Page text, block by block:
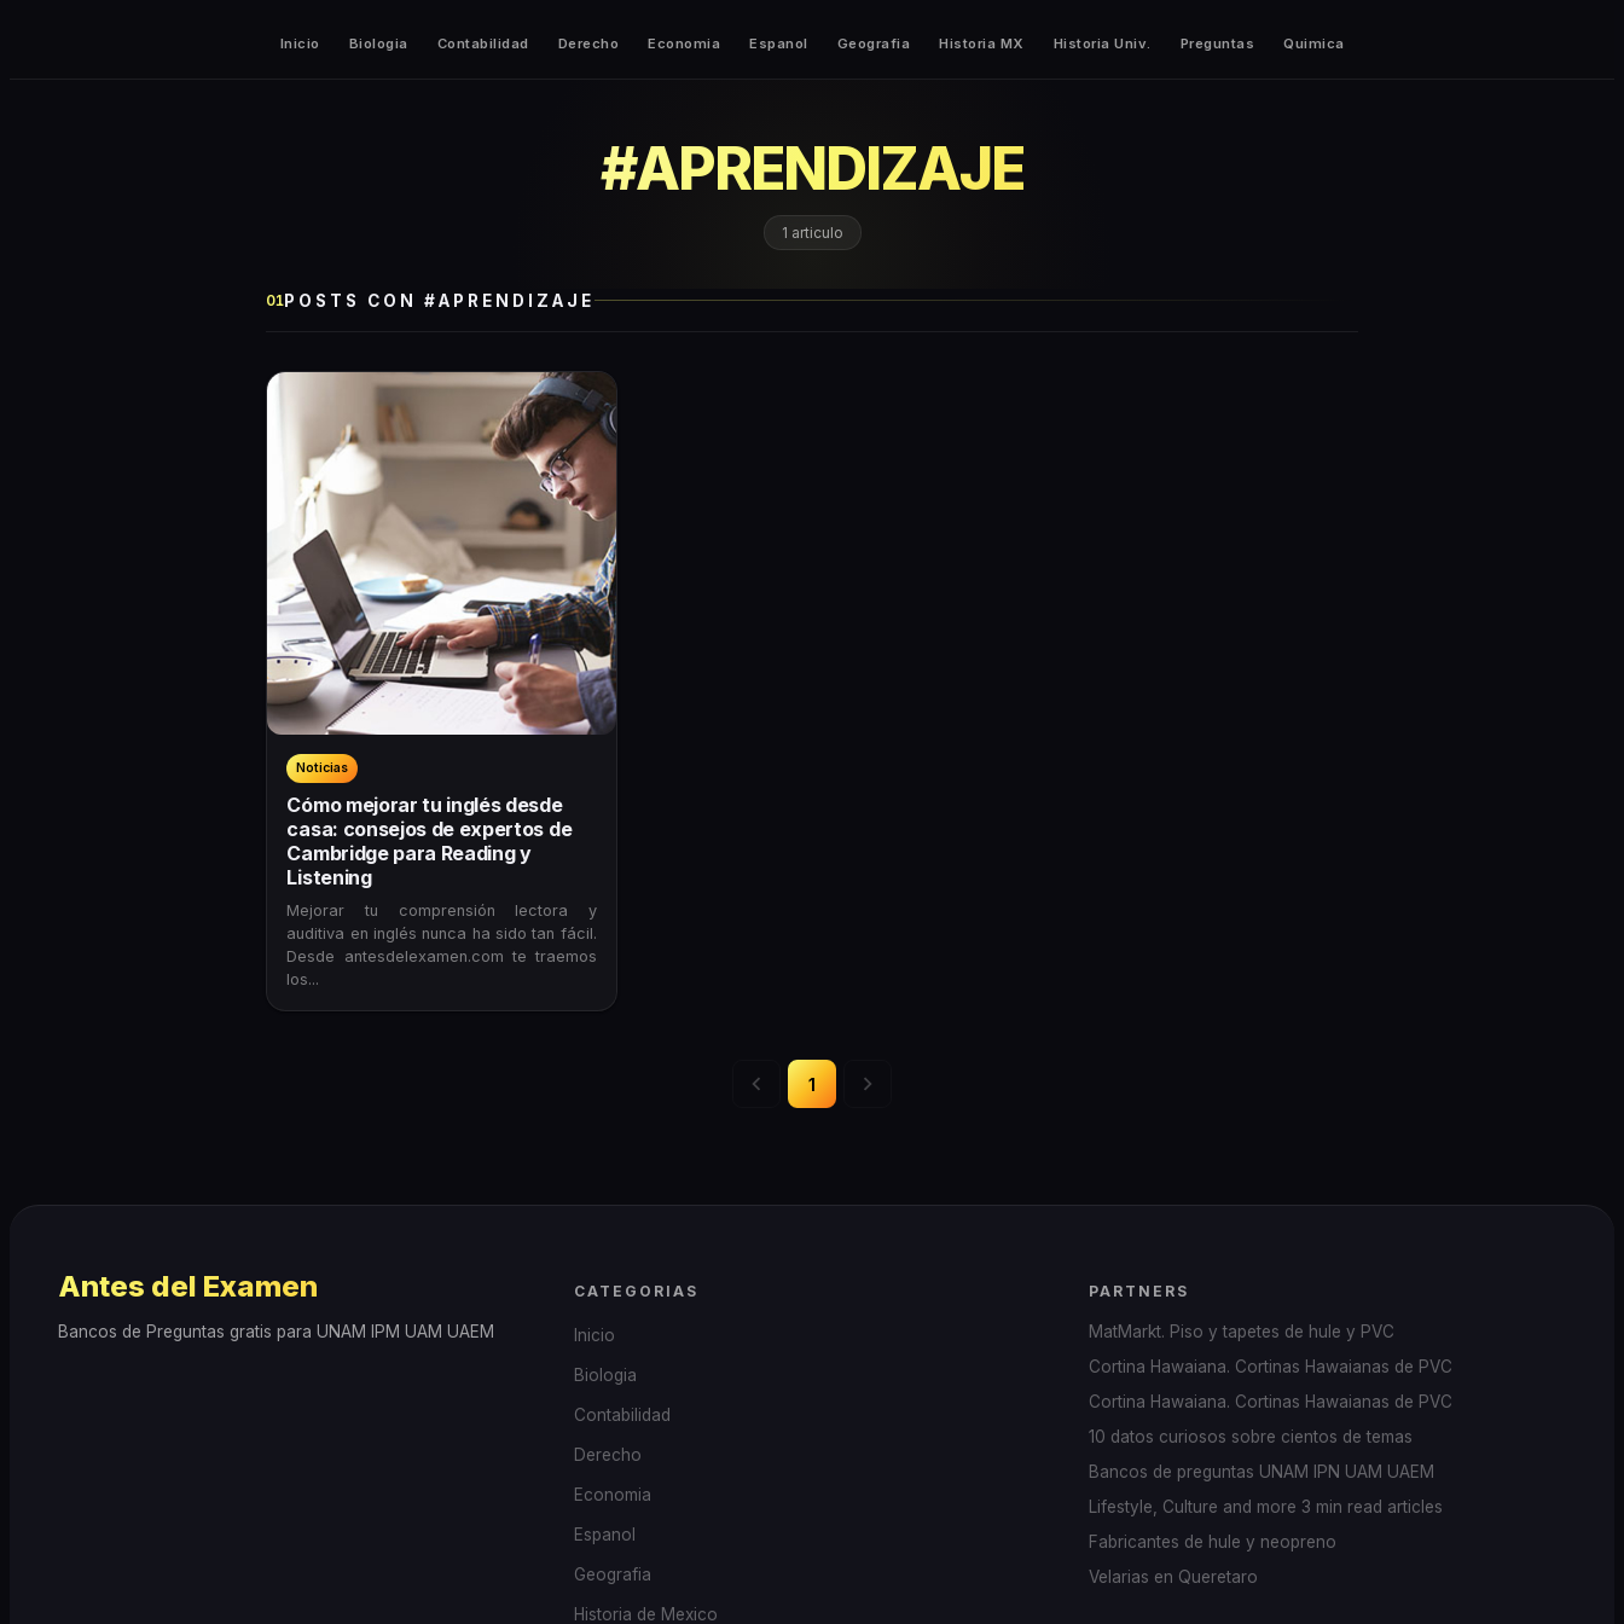
Inicio Biologia Contabilidad Derecho Economia Espanol Geografia Historia MX Historia Univ. Preguntas Quimica
#APRENDIZAJE
1 articulo
01POSTS CON #APRENDIZAJE
Noticias
Cómo mejorar tu inglés desde
casa: consejos de expertos de
Cambridge para Reading y
Listening
Mejorar tu comprensión lectora y
auditiva en inglés nunca ha sido tan fácil.
Desde antesdelexamen.com te traemos
los...
1
Antes del Examen
Bancos de Preguntas gratis para UNAM IPM UAM UAEM
CATEGORIAS
Inicio
Biologia
Contabilidad
Derecho
Economia
Espanol
Geografia
Historia de Mexico
PARTNERS
MatMarkt. Piso y tapetes de hule y PVC
Cortina Hawaiana. Cortinas Hawaianas de PVC
Cortina Hawaiana. Cortinas Hawaianas de PVC
10 datos curiosos sobre cientos de temas
Bancos de preguntas UNAM IPN UAM UAEM
Lifestyle, Culture and more 3 min read articles
Fabricantes de hule y neopreno
Velarias en Queretaro